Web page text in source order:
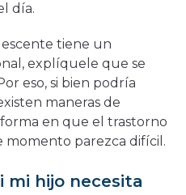
día.
tiene un
explíquele que se
eso, si bien podría
maneras de
en que el trastorno
momento parezca difícil.
mi hijo necesita